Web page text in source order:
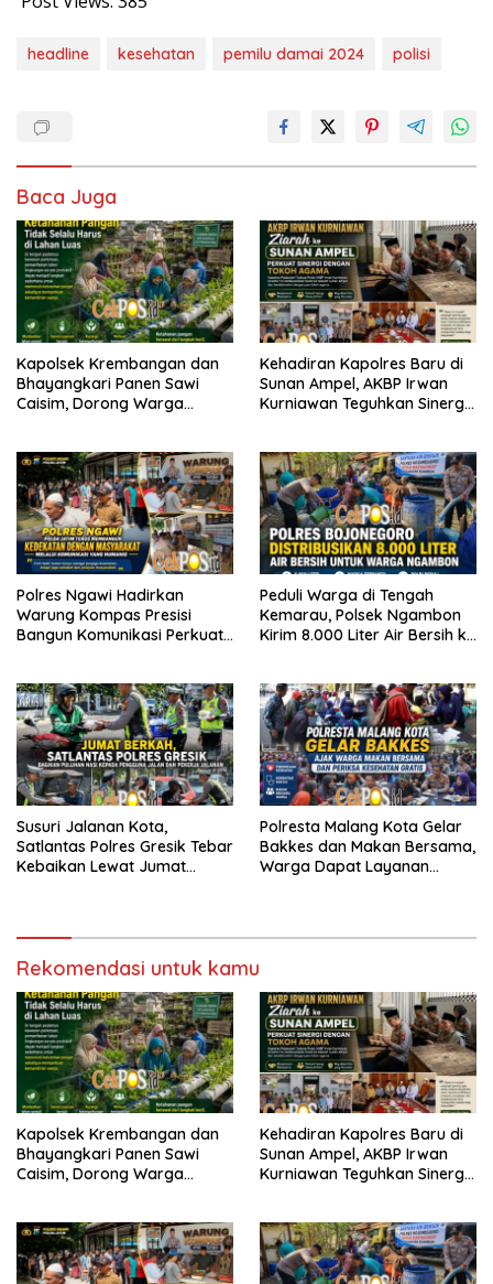
headline kesehatan pemilu damai 2024 polisi
Baca Juga
Kapolsek Krembangan dan
Bhayangkari Panen Sawi
Caisim, Dorong Warga
Kehadiran Kapolres Baru di
Sunan Ampel, AKBP Irwan
Kurniawan Teguhkan Sinergi
Polres Ngawi Hadirkan
Warung Kompas Presisi
Bangun Komunikasi Perkuat
Peduli Warga di Tengah
Kemarau, Polsek Ngambon
Kirim 8.000 Liter Air Bersih ke
Susuri Jalanan Kota,
Satlantas Polres Gresik Tebar
Kebaikan Lewat Jumat
Polresta Malang Kota Gelar
Bakkes dan Makan Bersama,
Warga Dapat Layanan
Rekomendasi untuk kamu
Kapolsek Krembangan dan
Bhayangkari Panen Sawi
Caisim, Dorong Warga
Kehadiran Kapolres Baru di
Sunan Ampel, AKBP Irwan
Kurniawan Teguhkan Sinergi